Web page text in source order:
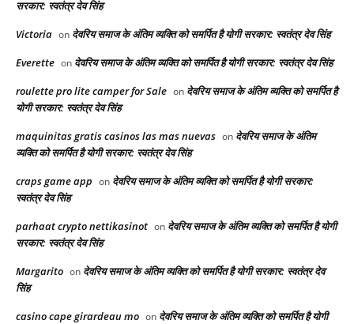
सरकार: स्वतंत्र देव सिंह
Victoria on देवरिय समाज के अंतिम व्यक्ति को समर्पित है योगी सरकार: स्वतंत्र देव सिंह
Everette on देवरिय समाज के अंतिम व्यक्ति को समर्पित है योगी सरकार: स्वतंत्र देव सिंह
roulette pro lite camper for Sale on देवरिय समाज के अंतिम व्यक्ति को समर्पित है
योगी सरकार: स्वतंत्र देव सिंह
maquinitas gratis casinos las mas nuevas on देवरिय समाज के अंतिम
व्यक्ति को समर्पित है योगी सरकार: स्वतंत्र देव सिंह
craps game app on देवरिय समाज के अंतिम व्यक्ति को समर्पित है योगी सरकार:
स्वतंत्र देव सिंह
parhaat crypto nettikasinot on देवरिय समाज के अंतिम व्यक्ति को समर्पित है योगी
सरकार: स्वतंत्र देव सिंह
Margarito on देवरिय समाज के अंतिम व्यक्ति को समर्पित है योगी सरकार: स्वतंत्र देव
सिंह
casino cape girardeau mo on देवरिय समाज के अंतिम व्यक्ति को समर्पित है योगी